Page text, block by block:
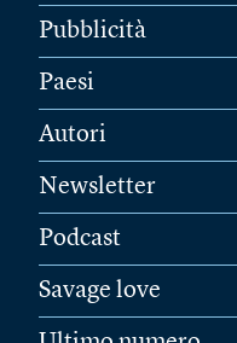
Pubblicità
Paesi
Autori
Newsletter
Podcast
Savage love